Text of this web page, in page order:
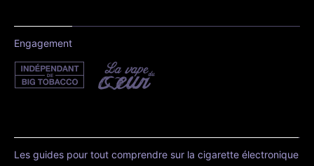
Engagement
Les guides pour tout comprendre sur la cigarette électronique